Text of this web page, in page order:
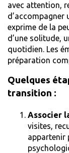
avec attention,
d’accompagner
exprime de la
d’une solitude,
quotidien. Les
préparation
Quelques
transition :
Associer
visites,
appartenir